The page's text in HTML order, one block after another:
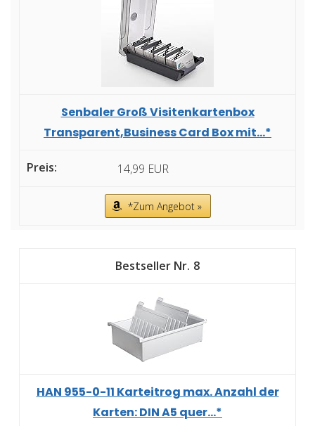
Senbaler Groß Visitenkartenbox
Transparent,Business Card Box mit...*
14,99 EUR
*Zum Angebot »
8
HAN 955-0-11 Karteitrog max. Anzahl der
Karten: DIN A5 quer...*